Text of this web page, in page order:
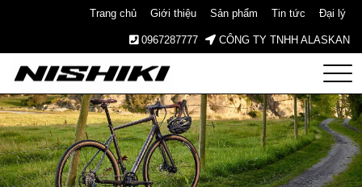
Trang chủ Giới thiệu Sản phẩm Tin tức Đại lý
0967287777 CÔNG TY TNHH ALASKAN
Nishiki
– Xe